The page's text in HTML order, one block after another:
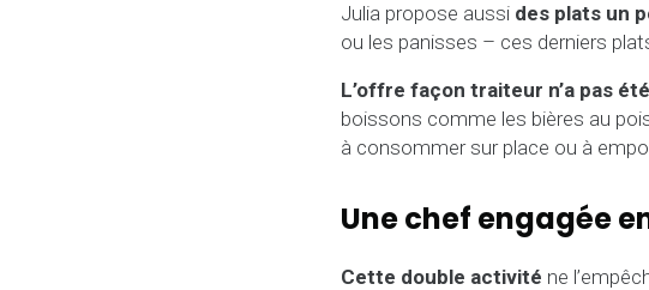
Julia propose aussi des plats un
ou les panisses – ces derniers
L’offre façon traiteur n’a pas
boissons comme les bières au
à consommer sur place ou à
Une chef engagée
Cette double activité ne